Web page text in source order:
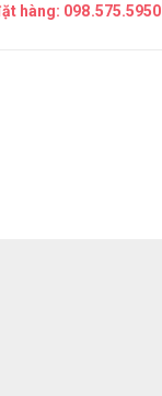
hàng: 098.575.5950